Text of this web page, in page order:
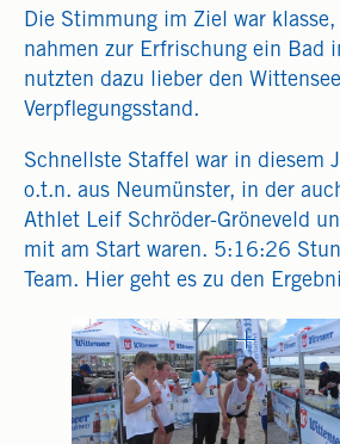
Die Stimmung im Ziel war klasse,
nahmen zur Erfrischung ein Bad
nutzten dazu lieber den
Verpflegungsstand.
Schnellste Staffel war in diesem
o.t.n. aus Neumünster, in der
Athlet Leif Schröder-Gröneveld
mit am Start waren. 5:16:26
Team. Hier geht es zu den